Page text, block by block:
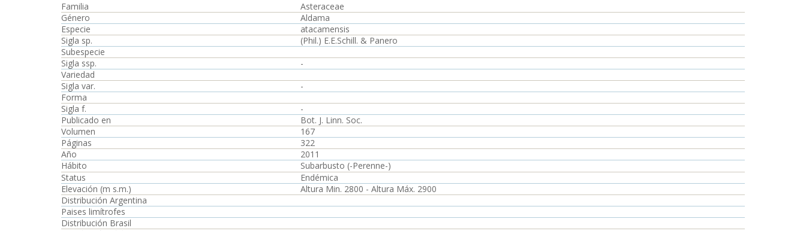
Familia
Asteraceae
Género
Aldama
Especie
atacamensis
Sigla sp.
(Phil.) E.E.Schill. & Panero
Subespecie
Sigla ssp.
-
Variedad
Sigla var.
-
Forma
Sigla f.
-
Publicado en
Bot. J. Linn. Soc.
Volumen
167
Páginas
322
Año
2011
Hábito
Subarbusto (-Perenne-)
Status
Endémica
Elevación (m s.m.)
Altura Min. 2800 - Altura Máx. 2900
Distribución Argentina
Paises limítrofes
Distribución Brasil